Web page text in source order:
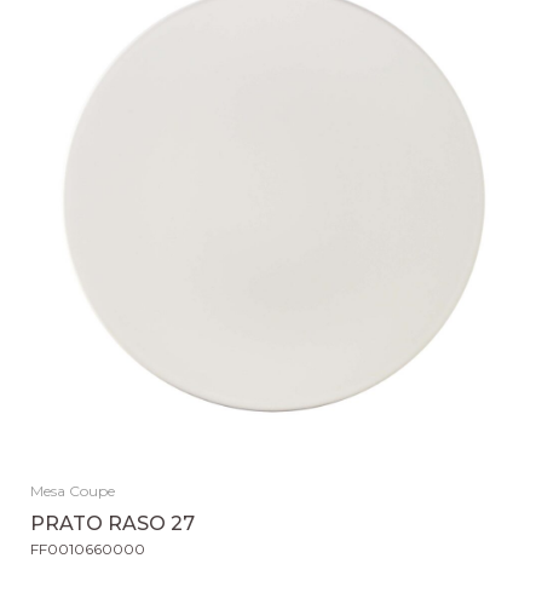
Mesa Coupe
PRATO RASO 27
FF0010660000